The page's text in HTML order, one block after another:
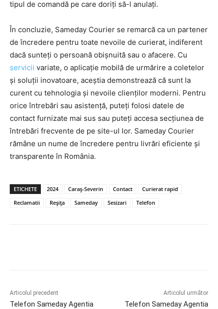
tipul de comandă pe care doriți să-l anulați.
În concluzie, Sameday Courier se remarcă ca un partener
de încredere pentru toate nevoile de curierat, indiferent
dacă sunteți o persoană obișnuită sau o afacere. Cu
servicii variate, o aplicație mobilă de urmărire a coletelor
și soluții inovatoare, aceștia demonstrează că sunt la
curent cu tehnologia și nevoile clienților moderni. Pentru
orice întrebări sau asistență, puteți folosi datele de
contact furnizate mai sus sau puteți accesa secțiunea de
întrebări frecvente de pe site-ul lor. Sameday Courier
rămâne un nume de încredere pentru livrări eficiente și
transparente în România.
ETICHETE 2024 Caraș-Severin Contact
Curierat rapid
Reclamatii
Reșița Sameday Sesizari Telefon
Articolul precedent
Telefon Sameday Agentia
Articolul următor
Telefon Sameday Agentia